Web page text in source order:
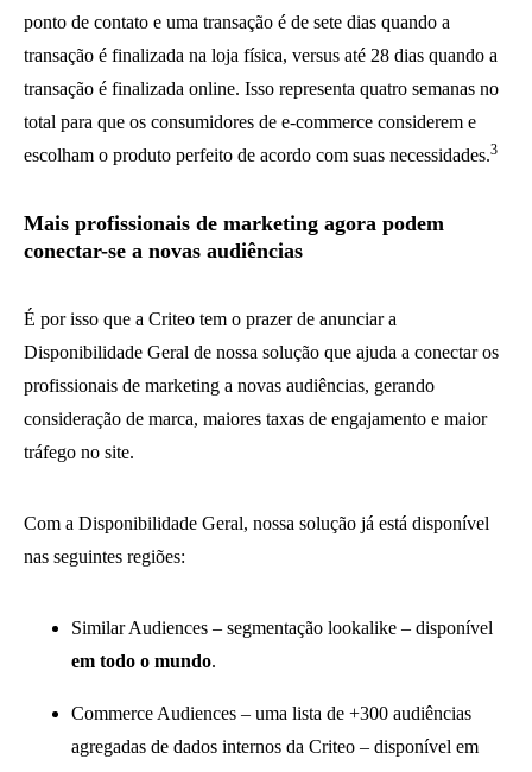
ponto de contato e uma transação é de sete dias quando a
transação é finalizada na loja física, versus até 28 dias quando a
transação é finalizada online. Isso representa quatro semanas no
total para que os consumidores de e-commerce considerem e
escolham o produto perfeito de acordo com suas necessidades.3
Mais profissionais de marketing agora podem
conectar-se a novas audiências
É por isso que a Criteo tem o prazer de anunciar a
Disponibilidade Geral de nossa solução que ajuda a conectar os
profissionais de marketing a novas audiências, gerando
consideração de marca, maiores taxas de engajamento e maior
tráfego no site.
Com a Disponibilidade Geral, nossa solução já está disponível
nas seguintes regiões:
Similar Audiences – segmentação lookalike – disponível
em todo o mundo.
Commerce Audiences – uma lista de +300 audiências
agregadas de dados internos da Criteo – disponível em